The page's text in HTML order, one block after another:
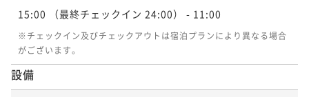
15:00 （最終チェックイン 24:00） - 11:00
※チェックイン及びチェックアウトは宿泊プランにより異なる場合
がございます。
設備